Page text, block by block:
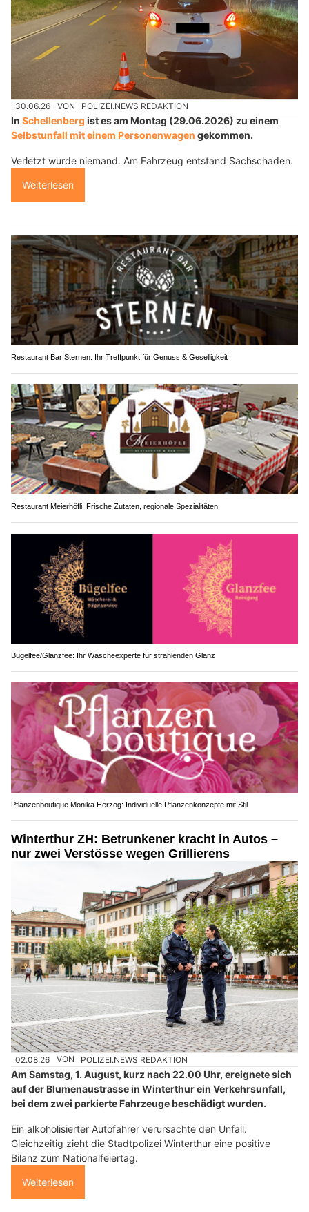
30.06.26 VON POLIZEI.NEWS REDAKTION
In Schellenberg ist es am Montag (29.06.2026) zu einem
Selbstunfall mit einem Personenwagen gekommen.
Verletzt wurde niemand. Am Fahrzeug entstand Sachschaden.
Weiterlesen
Restaurant Bar Sternen: Ihr Treffpunkt für Genuss & Geselligkeit
Restaurant Meierhöfli: Frische Zutaten, regionale Spezialitäten
Bügelfee/Glanzfee: Ihr Wäscheexperte für strahlenden Glanz
Pflanzenboutique Monika Herzog: Individuelle Pflanzenkonzepte mit Stil
Winterthur ZH: Betrunkener kracht in Autos –
nur zwei Verstösse wegen Grillierens
02.08.26 VON POLIZEI.NEWS REDAKTION
Am Samstag, 1. August, kurz nach 22.00 Uhr, ereignete sich
auf der Blumenaustrasse in Winterthur ein Verkehrsunfall,
bei dem zwei parkierte Fahrzeuge beschädigt wurden.
Ein alkoholisierter Autofahrer verursachte den Unfall.
Gleichzeitig zieht die Stadtpolizei Winterthur eine positive
Bilanz zum Nationalfeiertag.
Weiterlesen